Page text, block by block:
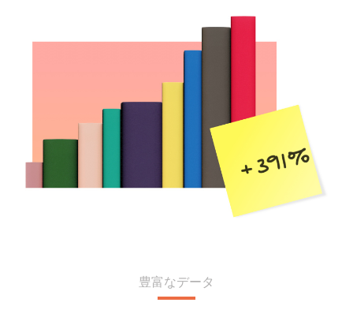
豊富なデータ